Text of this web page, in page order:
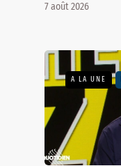
7 août 2026
A LA UNE